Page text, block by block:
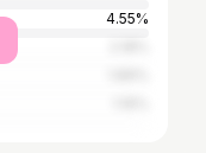
4.55%